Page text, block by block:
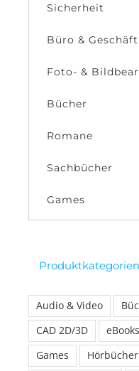
Sicherheit
Büro & Geschäft
Foto- &
Bücher
Romane
Sachbücher
Games
Produktkategorien
Audio & Video
CAD 2D/3D
eBooks
Games
Hörbücher